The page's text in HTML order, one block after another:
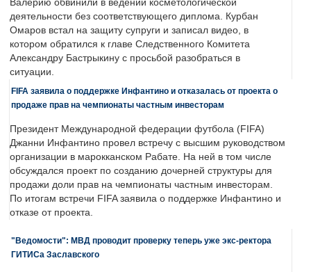
Валерию обвинили в ведении косметологической
деятельности без соответствующего диплома. Курбан
Омаров встал на защиту супруги и записал видео, в
котором обратился к главе Следственного Комитета
Александру Бастрыкину с просьбой разобраться в
ситуации.
FIFA заявила о поддержке Инфантино и отказалась от проекта о
продаже прав на чемпионаты частным инвесторам
Президент Международной федерации футбола (FIFA)
Джанни Инфантино провел встречу с высшим руководством
организации в марокканском Рабате. На ней в том числе
обсуждался проект по созданию дочерней структуры для
продажи доли прав на чемпионаты частным инвесторам.
По итогам встречи FIFA заявила о поддержке Инфантино и
отказе от проекта.
"Ведомости": МВД проводит проверку теперь уже экс-ректора
ГИТИСа Заславского